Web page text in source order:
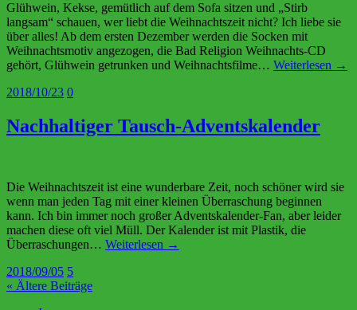
Glühwein, Kekse, gemütlich auf dem Sofa sitzen und „Stirb
langsam“ schauen, wer liebt die Weihnachtszeit nicht? Ich liebe sie
über alles! Ab dem ersten Dezember werden die Socken mit
Weihnachtsmotiv angezogen, die Bad Religion Weihnachts-CD
gehört, Glühwein getrunken und Weihnachtsfilme… Weiterlesen →
2018/10/23 0
Nachhaltiger Tausch-Adventskalender
Die Weihnachtszeit ist eine wunderbare Zeit, noch schöner wird sie
wenn man jeden Tag mit einer kleinen Überraschung beginnen
kann. Ich bin immer noch großer Adventskalender-Fan, aber leider
machen diese oft viel Müll. Der Kalender ist mit Plastik, die
Überraschungen… Weiterlesen →
2018/09/05 5
« Ältere Beiträge